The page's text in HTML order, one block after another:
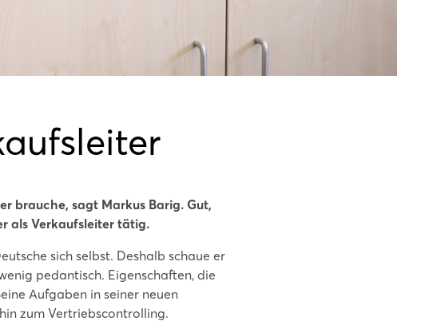
brauche, sagt Markus Barig. Gut,
als Verkaufsleiter tätig.
sich selbst. Deshalb schaue er
pedantisch. Eigenschaften, die
Aufgaben in seiner neuen
zum Vertriebscontrolling.